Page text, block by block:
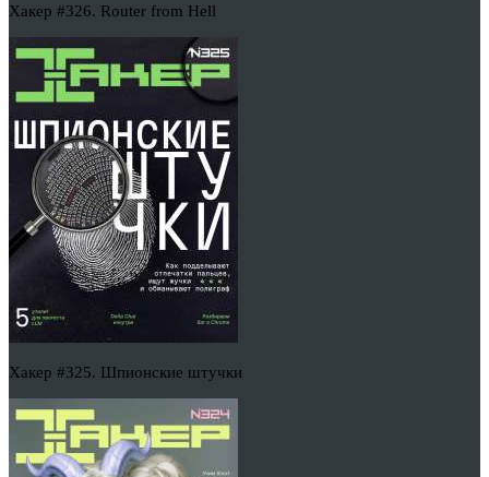
Хакер #326. Router from Hell
Хакер #325. Шпионские штучки